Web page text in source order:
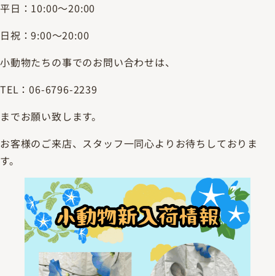
平日：10:00～20:00
日祝：9:00～20:00
小動物たちの事でのお問い合わせは、
TEL：06-6796-2239
までお願い致します。
お客様のご来店、スタッフ一同心よりお待ちしておりま
す。